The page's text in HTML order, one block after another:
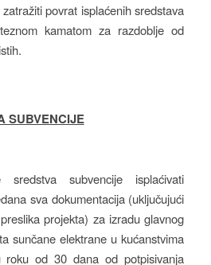
povrat isplaćenih sredstava
kamatom za razdoblje od
SUBVENCIJE
subvencije isplaćivati
sva dokumentacija (uključujući
projekta) za izradu glavnog
sunčane elektrane u kućanstvima
od 30 dana od potpisivanja